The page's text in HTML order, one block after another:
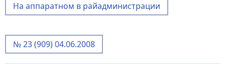
На аппаратном в райадминистрации
№ 23 (909) 04.06.2008